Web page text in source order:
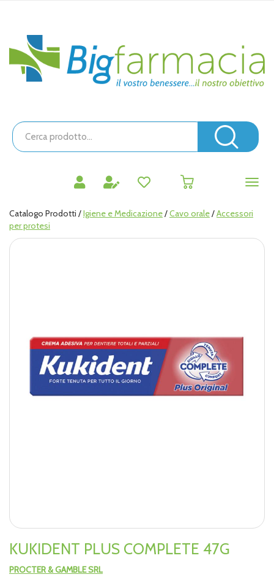
principaleBigfarmacia
Cerca
Prodotto
Catalogo Prodotti /Igiene e Medicazione/Cavo orale/Accessori
per protesi
KUKIDENT PLUS COMPLETE 47G
PROCTER & GAMBLE SRL